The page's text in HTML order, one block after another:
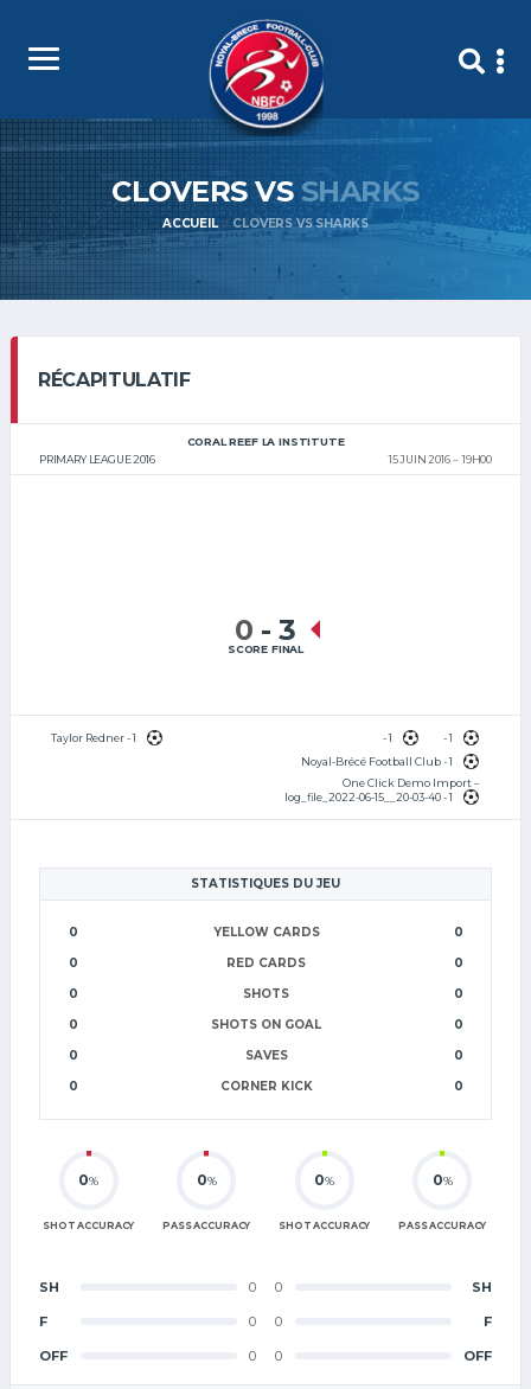
CLOVERS VSSHARKS
ACCUEIL CLOVERS VS SHARKS
RÉCAPITULATIF
PRIMARY LEAGUE 2016
CORAL REEF LA INSTITUTE
15 JUIN 2016
19H00
0 - 3
SCORE FINAL
Taylor Redner - 1 - 1
- 1
Noyal-Brécé Football Club - 1
One Click Demo Import –
log_file_2022-06-15__20-03-40 - 1
STATISTIQUES DU JEU
0 YELLOW CARDS
0
0
RED CARDS
0
0
SHOTS
0
0
SHOTS ON GOAL
0
0
SAVES
0
0
CORNER KICK 0
0%
SHOT ACCURACY
0%
PASS ACCURACY
SH 0
F 0
OFF 0
0%
SHOT ACCURACY
0%
PASS ACCURACY
0 SH
0 F
0 OFF